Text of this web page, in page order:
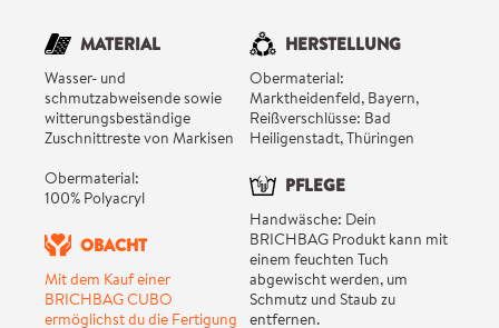
MATERIAL
Wasser- und
schmutzabweisende sowie
witterungsbeständige
Zuschnittreste von Markisen
Obermaterial:
100% Polyacryl
OBACHT
Mit dem Kauf einer
BRICHBAG CUBO
ermöglichst du die Fertigung
HERSTELLUNG
Obermaterial:
Marktheidenfeld, Bayern,
Reißverschlüsse: Bad
Heiligenstadt, Thüringen
PFLEGE
Handwäsche: Dein
BRICHBAG Produkt kann mit
einem feuchten Tuch
abgewischt werden, um
Schmutz und Staub zu
entfernen.